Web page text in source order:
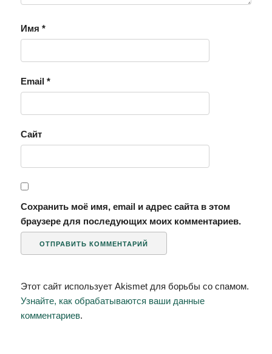
Имя *
Email *
Сайт
Сохранить моё имя, email и адрес сайта в этом
браузере для последующих моих комментариев.
Этот сайт использует Akismet для борьбы со спамом.
Узнайте, как обрабатываются ваши данные
комментариев.